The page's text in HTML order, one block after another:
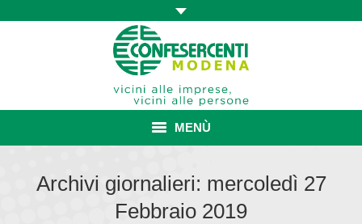
MENÙ
ASSOCIAZIONE
Archivi giornalieri: mercoledì 27
Febbraio 2019